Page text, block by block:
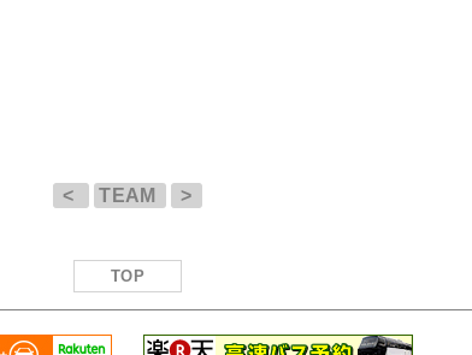
< TEAM >
TOP